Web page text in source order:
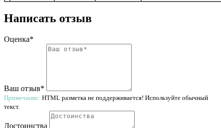
Написать отзыв
Оценка*
Ваш отзыв*
Примечание: HTML разметка не поддерживается! Используйте обычный
текст.
Достоинства